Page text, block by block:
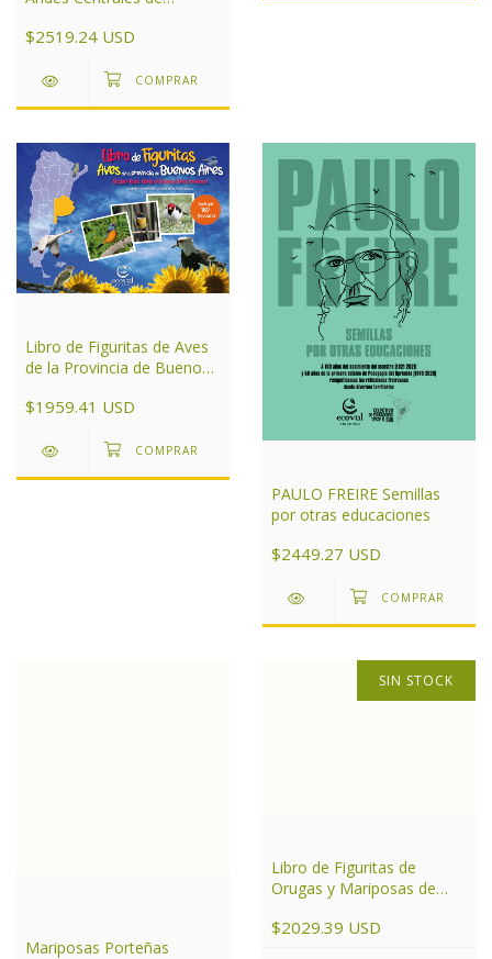
$2519.24 USD
Libro de Figuritas de Aves
de la Provincia de Buenos
$1959.41 USD
PAULO FREIRE Semillas
por otras educaciones
$2449.27 USD
Mariposas Porteñas
SIN STOCK
Libro de Figuritas de
Orugas y Mariposas de
$2029.39 USD